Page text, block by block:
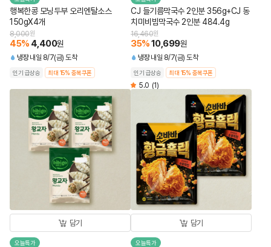
행복한콩 모닝두부 오리엔탈소스
150gX4개
8,000원
45% 4,400원
냉장 내일 8/7(금) 도착
인기 급상승 최대 15% 중복쿠폰
CJ 들기름막국수 2인분 356g+CJ 동
치미비빔막국수 2인분 484.4g
16,460원
35%10,699원
냉장 내일 8/7(금) 도착
인기 급상승 최대 15% 중복쿠폰
5.0 (1)
담기
오늘특가
담기
오늘특가